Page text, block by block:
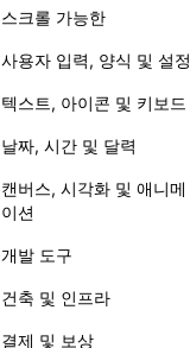
스크롤 가능한
사용자 입력, 양식 및 설정
텍스트, 아이콘 및 키보드
날짜, 시간 및 달력
캔버스, 시각화 및 애니메
이션
개발 도구
건축 및 인프라
결제 및 보상